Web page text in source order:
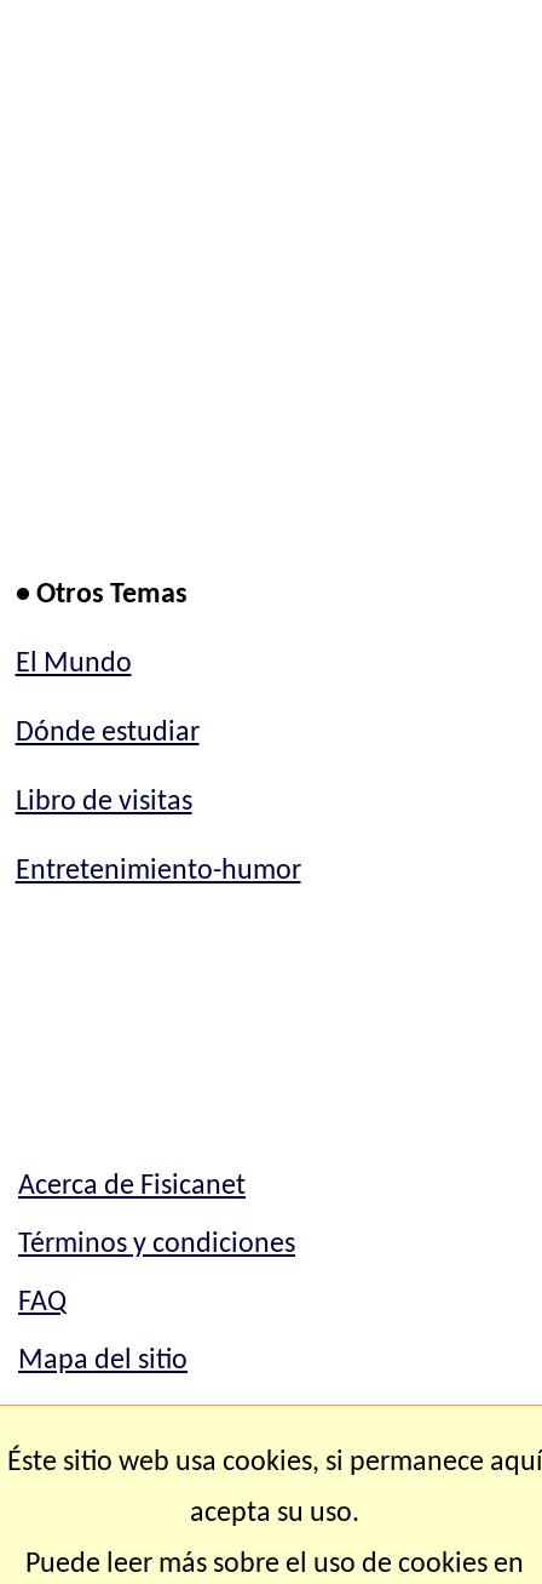
• Otros Temas
El Mundo
Dónde estudiar
Libro de visitas
Entretenimiento-humor
Acerca de Fisicanet
Términos y condiciones
FAQ
Mapa del sitio
Contacto
Copyright © 2.000-2.028 Fisicanet ® Todos los
Éste sitio web usa cookies, si permanece aquí
acepta su uso.
Puede leer más sobre el uso de cookies en